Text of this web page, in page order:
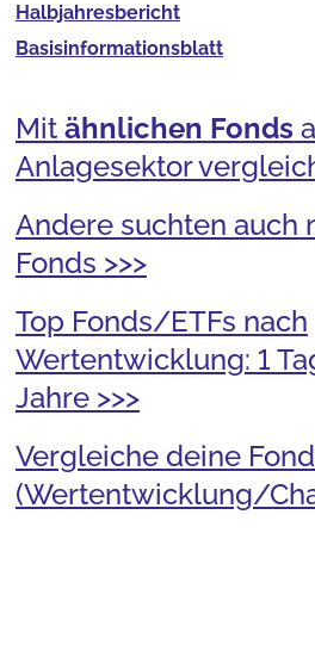
Halb­jahres­bericht
Basis­informationsblatt
Mit ähnlichen Fonds
Anlagesektor
Andere suchten auch
Fonds >>>
Top Fonds/ETFs nach
Wertentwicklung: 1
Jahre >>>
Vergleiche deine
(Wertentwicklung/